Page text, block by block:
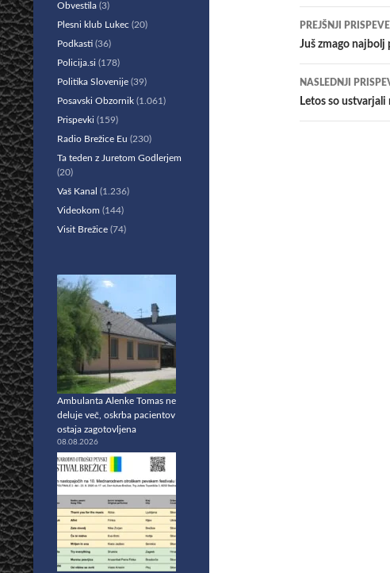
po
PREJŠNJI
Juš zmago
NASLEDNJI
​Letos so ustvarjali
Obvestila (3)
Plesni klub Lukec (20)
Podkasti (36)
Policija.si (178)
Politika Slovenije (39)
Posavski Obzornik (1.061)
Prispevki (159)
Radio Brežice Eu (230)
Ta teden z Juretom Godlerjem
(20)
Vaš Kanal (1.236)
Videokom (144)
Visit Brežice (74)
Ambulanta Alenke Tomas ne
deluje več, oskrba pacientov
ostaja zagotovljena
08.08.2026